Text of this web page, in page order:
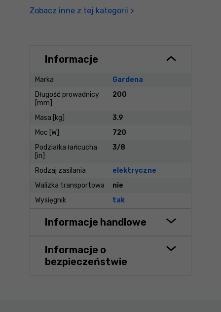
Zobacz inne z tej kategorii >
Informacje
Marka
Gardena
Długość prowadnicy
[mm]
200
Masa [kg]
3.9
Moc [W]
720
Podziałka łańcucha
[in]
3/8
Rodzaj zasilania
elektryczne
Walizka transportowa
nie
Wysięgnik
tak
Informacje handlowe
Informacje o
bezpieczeństwie